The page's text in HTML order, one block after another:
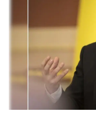
राष्ट्रीय